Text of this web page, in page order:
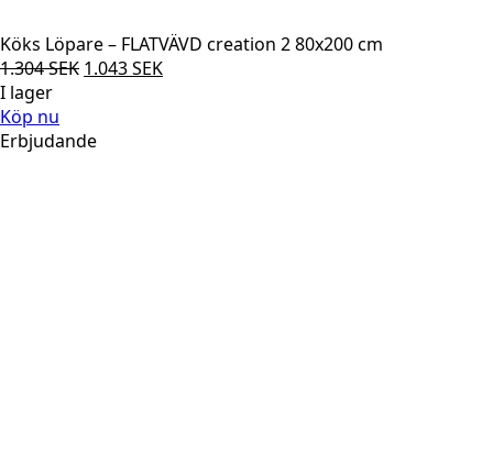
Köks Löpare – FLATVÄVD creation 2 80x200 cm
1.304SEK Det
var:
1.043SEKDet
I lager
Köp nu
Erbjudande